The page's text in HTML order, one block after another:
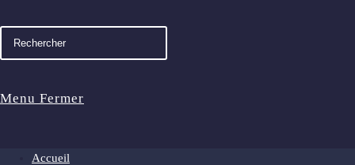
Menu Fermer
Accueil